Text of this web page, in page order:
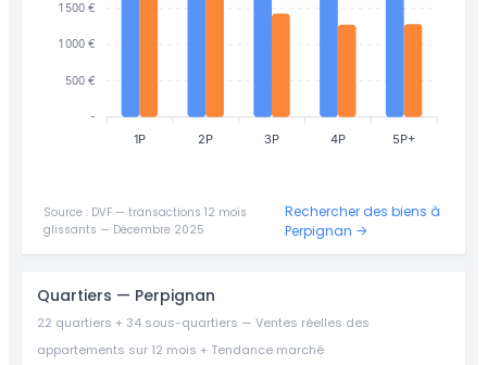
1 500 €
1 000 €
500 €
-
1P 2P 3P 4P 5P+
Source : DVF — transactions 12 mois
glissants — Décembre 2025
Rechercher des biens à
Perpignan →
Quartiers — Perpignan
22 quartiers + 34 sous-quartiers — Ventes réelles des
appartements sur 12 mois + Tendance marché